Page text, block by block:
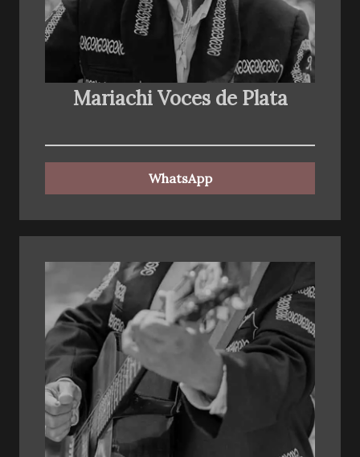
Mariachi Voces de Plata
WhatsApp